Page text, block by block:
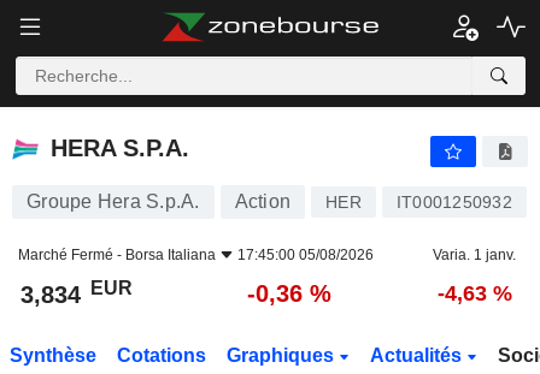
HERA S.P.A.
HERA S.P.A.
Groupe Hera S.p.A. Action HER IT0001250932
Marché Fermé - Borsa Italiana 17:45:00 05/08/2026 Varia. 1 janv.
3,834 EUR -0,36 % -4,63 %
Synthèse Cotations Graphiques Actualités